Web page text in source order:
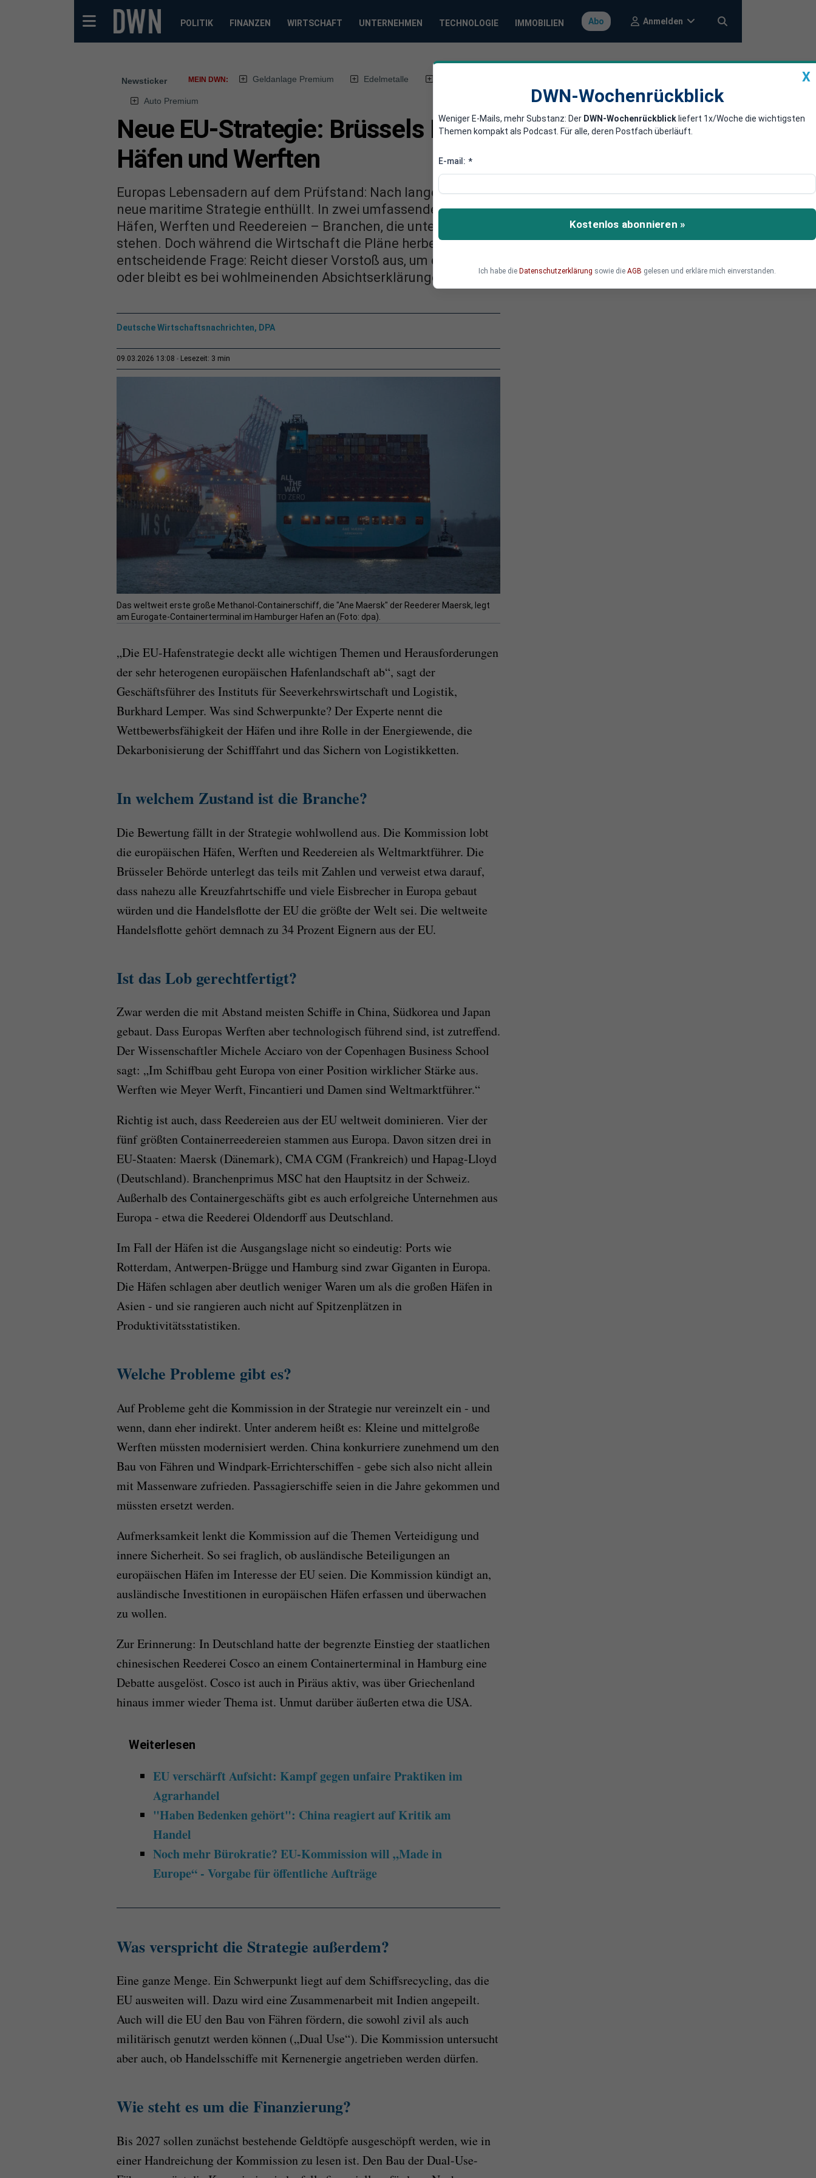
POLITIK FINANZEN WIRTSCHAFT UNTERNEHMEN TECHNOLOGIE IMMOBILIEN Abo Anmelden
Newsticker MEIN DWN: Geldanlage Premium Edelmetalle
Auto Premium
Neue EU-Strategie: Brüssels Plan für die Zukunft von
Häfen und Werften
Europas Lebensadern auf dem Prüfstand: Nach langer Wartezeit hat die EU-Kommission ihre
neue maritime Strategie enthüllt. In zwei umfassenden Papieren skizziert Brüssel die Zukunft für
Häfen, Werften und Reedereien – Branchen, die unter massivem globalem Konkurrenzdruck
stehen. Doch während die Wirtschaft die Pläne herbeigesehnt hat, stellt sich nun die
entscheidende Frage: Reicht dieser Vorstoß aus, um den Kontinent maritim auf Kurs zu halten,
oder bleibt es bei wohlmeinenden Absichtserklärungen?
Deutsche Wirtschaftsnachrichten, DPA
09.03.2026 13:08 Lesezeit: 3 min
Das weltweit erste große Methanol-Containerschiff, die "Ane Maersk" der Reederer Maersk, legt
am Eurogate-Containerterminal im Hamburger Hafen an (Foto: dpa).
„Die EU-Hafenstrategie deckt alle wichtigen Themen und Herausforderungen
der sehr heterogenen europäischen Hafenlandschaft ab“, sagt der
Geschäftsführer des Instituts für Seeverkehrswirtschaft und Logistik,
Burkhard Lemper. Was sind Schwerpunkte? Der Experte nennt die
Wettbewerbsfähigkeit der Häfen und ihre Rolle in der Energiewende, die
Dekarbonisierung der Schifffahrt und das Sichern von Logistikketten.
In welchem Zustand ist die Branche?
Die Bewertung fällt in der Strategie wohlwollend aus. Die Kommission lobt
die europäischen Häfen, Werften und Reedereien als Weltmarktführer. Die
Brüsseler Behörde unterlegt das teils mit Zahlen und verweist etwa darauf,
dass nahezu alle Kreuzfahrtschiffe und viele Eisbrecher in Europa gebaut
würden und die Handelsflotte der EU die größte der Welt sei. Die weltweite
Handelsflotte gehört demnach zu 34 Prozent Eignern aus der EU.
Ist das Lob gerechtfertigt?
Zwar werden die mit Abstand meisten Schiffe in China, Südkorea und Japan
gebaut. Dass Europas Werften aber technologisch führend sind, ist zutreffend.
Der Wissenschaftler Michele Ac­ciaro von der Copenhagen Business School
sagt: „Im Schiffbau geht Europa von einer Position wirklicher Stärke aus.
Werften wie Meyer Werft, Fincantieri und Damen sind Weltmarktführer.“
Richtig ist auch, dass Reedereien aus der EU weltweit dominieren. Vier der
fünf größten Containerreedereien stammen aus Europa. Davon sitzen drei in
EU-Staaten: Maersk (Dänemark), CMA CGM (Frankreich) und Hapag-Lloyd
(Deutschland). Branchenprimus MSC hat den Hauptsitz in der Schweiz.
Außerhalb des Containergeschäfts gibt es auch erfolgreiche Unternehmen aus
Europa - etwa die Reederei Oldendorff aus Deutschland.
Im Fall der Häfen ist die Ausgangslage nicht so eindeutig: Ports wie
Rotterdam, Antwerpen-Brügge und Hamburg sind zwar Giganten in Europa.
Die Häfen schlagen aber deutlich weniger Waren um als die großen Häfen in
Asien - und sie rangieren auch nicht auf Spitzenplätzen in
Produktivitätsstatistiken.
Welche Probleme gibt es?
Auf Probleme geht die Kommission in der Strategie nur vereinzelt ein - und
wenn, dann eher indirekt. Unter anderem heißt es: Kleine und mittelgroße
Werften müssten modernisiert werden. China konkurriere zunehmend um den
Bau von Fähren und Windpark-Errichterschiffen - gebe sich also nicht allein
mit Massenware zufrieden. Passagierschiffe seien in die Jahre gekommen und
müssten ersetzt werden.
Aufmerksamkeit lenkt die Kommission auf die Themen Verteidigung und
innere Sicherheit. So sei fraglich, ob ausländische Beteiligungen an
europäischen Häfen im Interesse der EU seien. Die Kommission kündigt an,
ausländische Investitionen in europäischen Häfen erfassen und überwachen
zu wollen.
Zur Erinnerung: In Deutschland hatte der begrenzte Einstieg der staatlichen
chinesischen Reederei Cosco an einem Containerterminal in Hamburg eine
Debatte ausgelöst. Cosco ist auch in Piräus aktiv, was über Griechenland
hinaus immer wieder Thema ist. Unmut darüber äußerten etwa die USA.
Weiterlesen
EU verschärft Aufsicht: Kampf gegen unfaire Praktiken im
Agrarhandel
"Haben Bedenken gehört": China reagiert auf Kritik am
Handel
Noch mehr Bürokratie? EU-Kommission will „Made in
Europe“ - Vorgabe für öffentliche Aufträge
Was verspricht die Strategie außerdem?
Eine ganze Menge. Ein Schwerpunkt liegt auf dem Schiffsrecycling, das die
EU ausweiten will. Dazu wird eine Zusammenarbeit mit Indien angepeilt.
Auch will die EU den Bau von Fähren fördern, die sowohl zivil als auch
militärisch genutzt werden können („Dual Use“). Die Kommission untersucht
aber auch, ob Handelsschiffe mit Kernenergie angetrieben werden dürfen.
Wie steht es um die Finanzierung?
Bis 2027 sollen zunächst bestehende Geldtöpfe ausgeschöpft werden, wie in
einer Handreichung der Kommission zu lesen ist. Den Bau der Dual-Use-
X
DWN-Wochenrückblick
Weniger E-Mails, mehr Substanz: Der DWN-Wochenrückblick liefert 1x/Woche die wichtigsten
Themen kompakt als Podcast. Für alle, deren Postfach überläuft.
E-mail: *
Kostenlos abonnieren »
Ich habe die Datenschutzerklärung sowie die AGB gelesen und erkläre mich einverstanden.